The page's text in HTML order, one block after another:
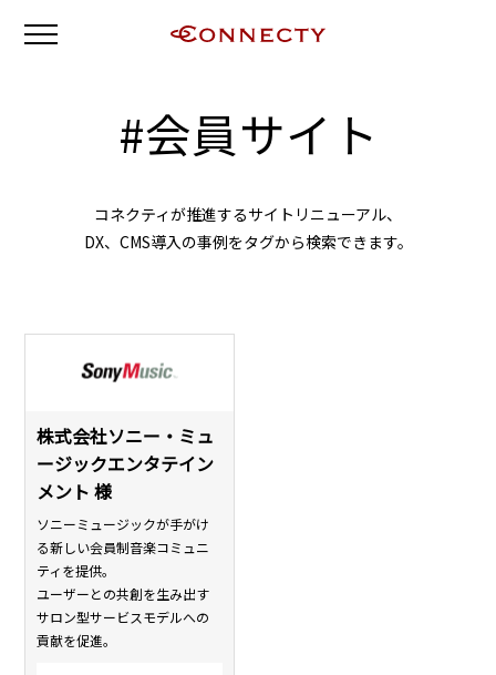
#会員サイト
コネクティが推進するサイトリニューアル、
DX、CMS導入の事例をタグから検索できます。
株式会社ソニー・ミュ
ージックエンタテイン
メント 様
ソニーミュージックが手がけ
る新しい会員制音楽コミュニ
ティを提供。
ユーザーとの共創を生み出す
サロン型サービスモデルへの
貢献を促進。